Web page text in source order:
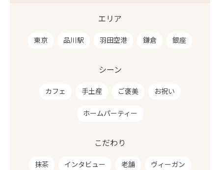
エリア
東京 品川駅 羽田空港 鎌倉 銀座
シーン
カフェ 手土産 ご褒美 お祝い
ホームパーティー
こだわり
抹茶 インタビュー 老舗 ヴィーガン